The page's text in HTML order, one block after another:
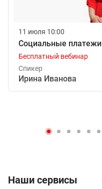
11 июля 10:00
Социальные платежи
Бесплатный вебинар
Спикер
Ирина Иванова
Наши сервисы